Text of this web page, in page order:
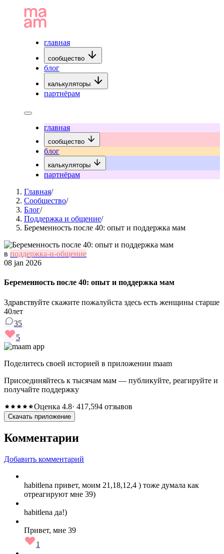
главная
сообщество
блог
калькуляторы
партнёрам
главная
сообщество
блог
калькуляторы
партнёрам
Главная/
Сообщество/
Блог/
Поддержка и общение/
Беременность после 40: опыт и поддержка мам
в поддержка-и-общение
08 jan 2026
Беременность после 40: опыт и поддержка мам
Здравствуйте скажите пожалуйста здесь есть женщины старше
40лет
35
5
Поделитесь своей историей в приложении maam
Присоединяйтесь к тысячам мам — публикуйте, реагируйте и
получайте поддержку
Оценка 4.8· 417,594 отзывов
Скачать приложение
Комментарии
Добавить комментарий
habitlena привет, моим 21,18,12,4 ) тоже думала как
отреагируют мне 39)
habitlena да!)
Привет, мне 39
1